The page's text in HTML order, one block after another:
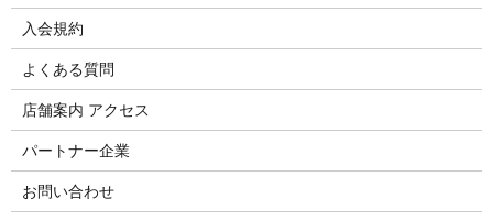
入会規約
よくある質問
店舗案内 アクセス
パートナー企業
お問い合わせ